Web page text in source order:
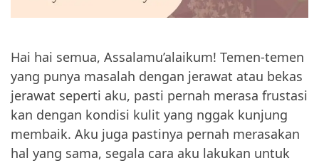
Hai hai semua, Assalamu’alaikum! Temen-temen
yang punya masalah dengan jerawat atau bekas
jerawat seperti aku, pasti pernah merasa frustasi
kan dengan kondisi kulit yang nggak kunjung
membaik. Aku juga pastinya pernah merasakan
hal yang sama, segala cara aku lakukan untuk